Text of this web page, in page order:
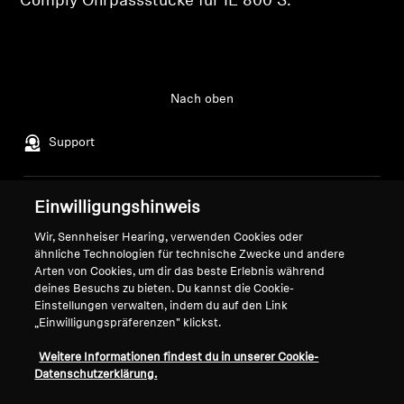
Support
Nach oben
Impressum
Globale Datenschutzrichtlinie
Allgemeine
Geschäftsbedingungen für
Online-Verkäufe an Verbraucher
Richtlinie zur koordinierten
Sicherheitslücken
Karriere bei Sonova
Pressekontakte
Einwilligungshinweis
Wir, Sennheiser Hearing, verwenden Cookies oder
ähnliche Technologien für technische Zwecke und andere
Arten von Cookies, um dir das beste Erlebnis während
deines Besuchs zu bieten. Du kannst die Cookie-
Einstellungen verwalten, indem du auf den Link
„Einwilligungspräferenzen" klickst.
Weitere Informationen findest du in unserer Cookie-
Datenschutzerklärung.